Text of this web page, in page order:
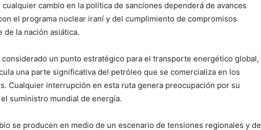
cambio en la política de sanciones dependerá de avances
el programa nuclear iraní y del cumplimiento de compromisos
la nación asiática.
considerado un punto estratégico para el transporte energético global,
una parte significativa del petróleo que se comercializa en los
Cualquier interrupción en esta ruta genera preocupación por su
suministro mundial de energía.
se producen en medio de un escenario de tensiones regionales y de